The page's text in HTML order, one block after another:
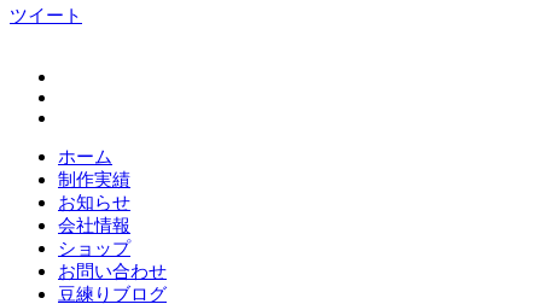
ツイート
ホーム
制作実績
お知らせ
会社情報
ショップ
お問い合わせ
豆練りブログ